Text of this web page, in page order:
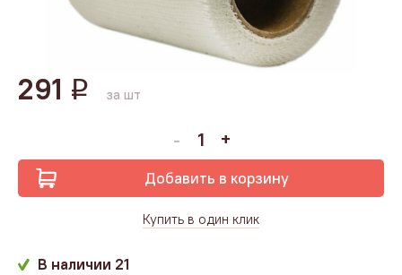
291 q за шт
Добавить в корзину
Купить в один клик
В наличии 21